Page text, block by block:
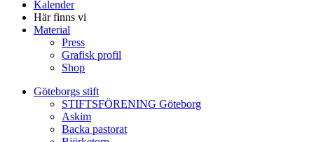
Kalender
Här finns vi
Material
Press
Grafisk profil
Shop
Göteborgs stift
STIFTSFÖRENING Göteborg
Askim
Backa pastorat